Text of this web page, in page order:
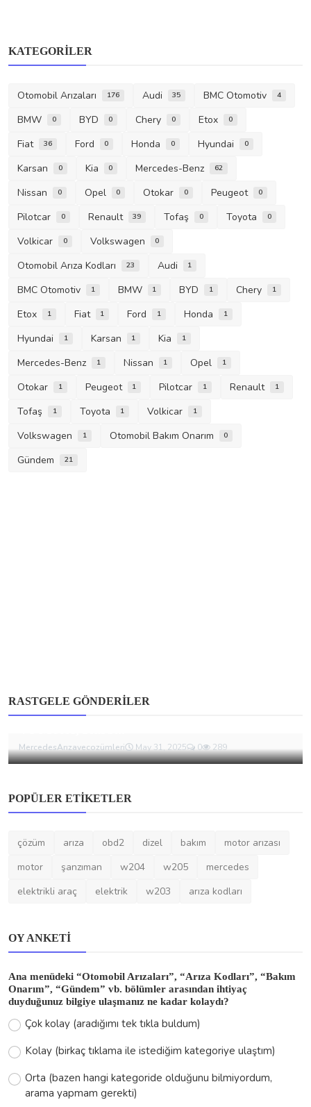
KATEGORILER
Otomobil Arızaları 176 Audi 35 BMC Otomotiv 4
BMW 0 BYD 0 Chery 0 Etox 0
Fiat 36 Ford 0 Honda 0 Hyundai 0
Karsan 0 Kia 0 Mercedes-Benz 62
Nissan 0 Opel 0 Otokar 0 Peugeot 0
Pilotcar 0 Renault 39 Tofaş 0 Toyota 0
Volkicar 0 Volkswagen 0
Otomobil Arıza Kodları 23 Audi 1
BMC Otomotiv 1 BMW 1 BYD 1 Chery 1
Etox 1 Fiat 1 Ford 1 Honda 1
Hyundai 1 Karsan 1 Kia 1
Mercedes-Benz 1 Nissan 1 Opel 1
Otokar 1 Peugeot 1 Pilotcar 1 Renault 1
Tofaş 1 Toyota 1 Volkicar 1
Volkswagen 1 Otomobil Bakım Onarım 0
Gündem 21
RASTGELE GÖNDERILER
Mercedes-Benz C 63 AMG için Yüksek Devir
MercedesArızavecozümleri May 31, 2025 0 289
POPÜLER ETIKETLER
çözüm arıza obd2 dizel bakım
motor arızası
motor
şanzıman w204 w205
mercedes
elektrikli araç
elektrik w203 arıza kodları
OY ANKETI
Ana menüdeki “Otomobil Arızaları”, “Arıza Kodları”, “Bakım
Onarım”, “Gündem” vb. bölümler arasından ihtiyaç
duyduğunuz bilgiye ulaşmanız ne kadar kolaydı?
Çok kolay (aradığımı tek tıkla buldum)
Kolay (birkaç tıklama ile istediğim kategoriye ulaştım)
Orta (bazen hangi kategoride olduğunu bilmiyordum,
arama yapmam gerekti)